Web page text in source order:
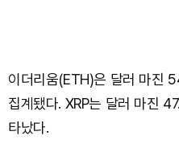
이더리움(ETH)은 달러 마진
집계됐다. XRP는 달러 마진
타났다.